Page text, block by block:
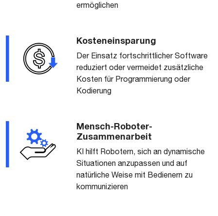
ermöglichen
Kosteneinsparung
Der Einsatz fortschrittlicher Software
reduziert oder vermeidet zusätzliche
Kosten für Programmierung oder
Kodierung
Mensch-Roboter-
Zusammenarbeit
KI hilft Robotern, sich an dynamische
Situationen anzupassen und auf
natürliche Weise mit Bedienern zu
kommunizieren